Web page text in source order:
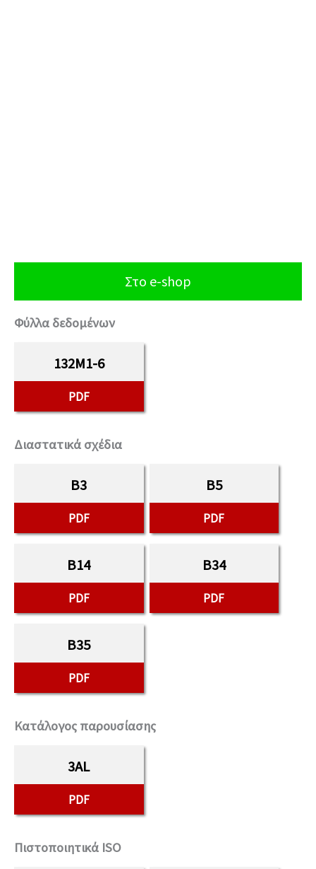
Στο e-shop
Φύλλα δεδομένων
132M1-6
PDF
Διαστατικά σχέδια
B3
PDF
B5
PDF
B14
PDF
B34
PDF
B35
PDF
Κατάλογος παρουσίασης
3AL
PDF
Πιστοποιητικά ISO